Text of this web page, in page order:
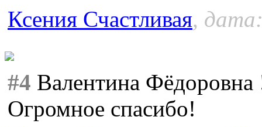
Ксения Счастливая,
#4 Валентина Фёдоровна
Огромное спасибо!